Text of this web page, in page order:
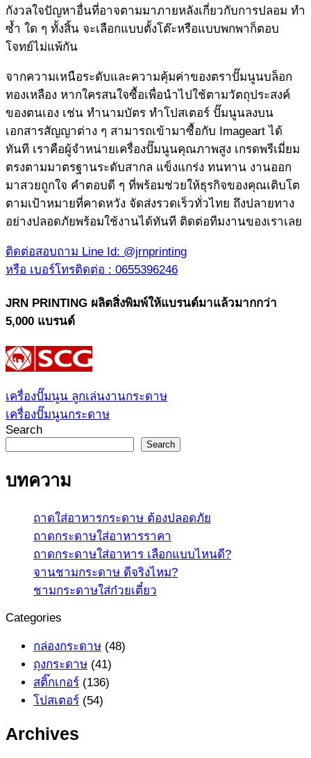
กังวลใจปัญหาอื่นที่อาจตามมาภายหลังเกี่ยวกับการปลอม ทำ
ซ้ำ ใด ๆ ทั้งสิ้น จะเลือกแบบตั้งโต๊ะหรือแบบพกพาก็ตอบ
โจทย์ไม่แพ้กัน
จากความเหนือระดับและความคุ้มค่าของตราปั๊มนูนบล็อก
ทองเหลือง หากใครสนใจซื้อเพื่อนำไปใช้ตามวัตถุประสงค์
ของตนเอง เช่น ทำนามบัตร ทำโปสเตอร์ ปั๊มนูนลงบน
เอกสารสัญญาต่าง ๆ สามารถเข้ามาซื้อกับ Imageart ได้
ทันที เราคือผู้จำหน่ายเครื่องปั๊มนูนคุณภาพสูง เกรดพรีเมี่ยม
ตรงตามมาตรฐานระดับสากล แข็งแกร่ง ทนทาน งานออก
มาสวยถูกใจ คำตอบดี ๆ ที่พร้อมช่วยให้ธุรกิจของคุณเติบโต
ตามเป้าหมายที่คาดหวัง จัดส่งรวดเร็วทั่วไทย ถึงปลายทาง
อย่างปลอดภัยพร้อมใช้งานได้ทันที ติดต่อทีมงานของเราเลย
ติดต่อสอบถาม Line Id: @jrnprinting
หรือ เบอร์โทรติดต่อ : 0655396246
JRN PRINTING ผลิตสิ่งพิมพ์ให้แบรนด์มาแล้วมากกว่า
5,000 แบรนด์
เครื่องปั๊มนูน ลูกเล่นงานกระดาษ
เครื่องปั๊มนูนกระดาษ
Search
Search
บทความ
ถาดใส่อาหารกระดาษ ต้องปลอดภัย
ถาดกระดาษใส่อาหารราคา
ถาดกระดาษใส่อาหาร เลือกแบบไหนดี?
จานชามกระดาษ ดีจริงไหม?
ชามกระดาษใส่ก๋วยเตี๋ยว
Categories
กล่องกระดาษ (48)
ถุงกระดาษ (41)
สติ๊กเกอร์ (136)
โปสเตอร์ (54)
Archives